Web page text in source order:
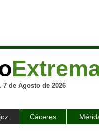
7 de Agosto de 2026
Cáceres